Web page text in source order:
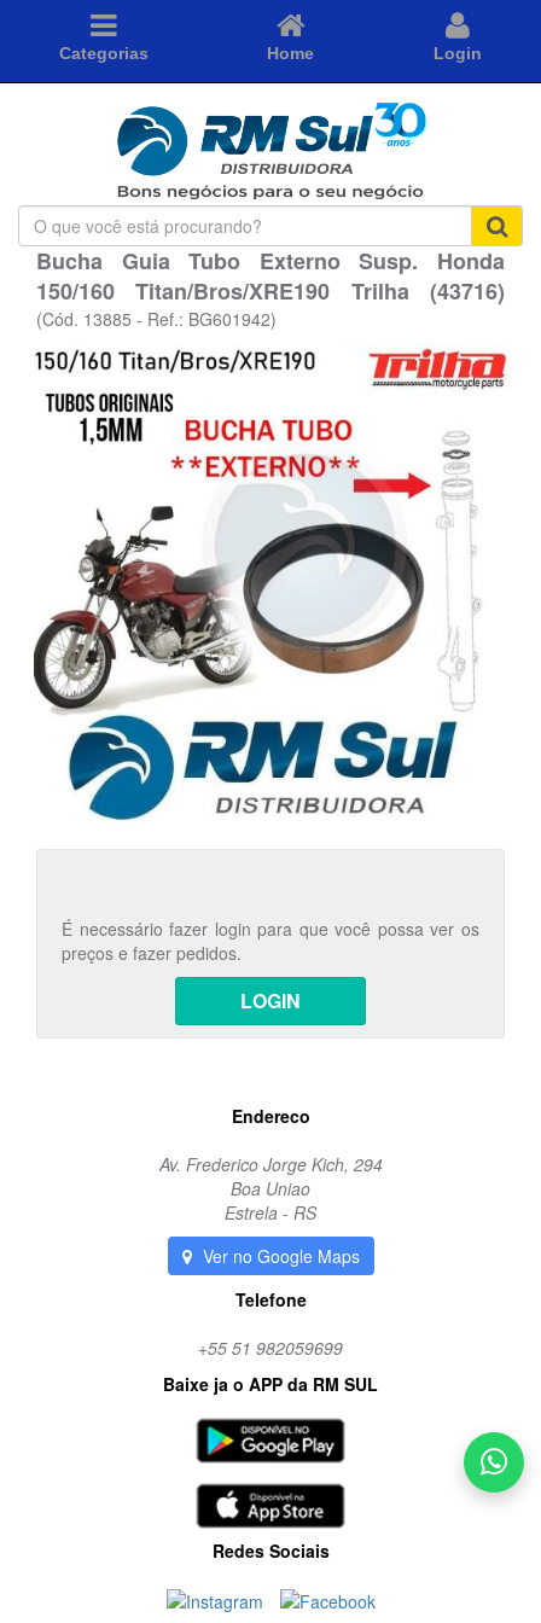
Categorias Home Login
O
que
você
está
procurando?
Bucha Guia Tubo Externo Susp. Honda
150/160 Titan/Bros/XRE190 Trilha (43716)
(Cód. 13885 - Ref.: BG601942)
É necessário fazer login para que você possa ver os
preços e fazer pedidos.
LOGIN
Endereco
Av. Frederico Jorge Kich, 294
Boa Uniao
Estrela - RS
Ver no Google Maps
Telefone
+55 51 982059699
Baixe ja o APP da RM SUL
Redes Sociais